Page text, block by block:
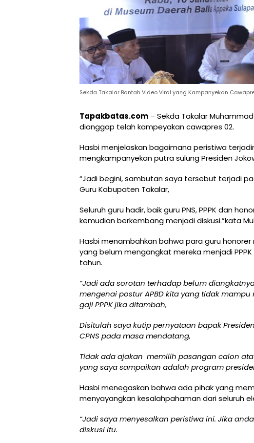
Sekda Takalar Bantah Video Viral yang Kampanyekan
Tapakbatas.com – Sekda Takalar
dianggap telah kampeyakan cawapres 02.
Hasbi menjelaskan bagaimana peristiwa
mengkampanyekan putra sulung Presiden
“Jadi begini, sambutan saya tersebut terjadi
Guru Kabupaten Takalar,
Seluruh guru hadir, baik guru PNS, PPPK dan
kemudian berkembang menjadi diskusi.”kata
Hasbi menambahkan bahwa para guru
yang belum mengangkat mereka menjadi
tahun.
“Jadi ada sorotan terhadap belum
mengenai postur APBD kita yang tidak
gaji PPPK jika ditambah,
Disitulah saya kutip pernyataan bapak
CPNS pada masa mendatang,
Tidak ada ajakan memilih pasangan calon
yang saya sampaikan adalah program
Hasbi menegaskan bahwa ada pihak yang
menyayangkan kesalahpahaman dari seluruh
“Jadi saya menyesalkan peristiwa ini. Jika
diskusi itu.